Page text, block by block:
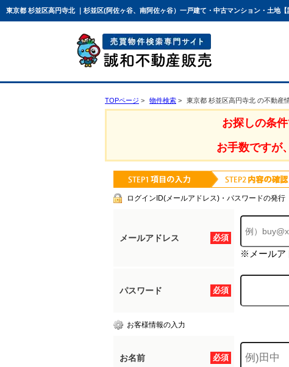
東京都 杉並区高円寺北 ｜杉並区(阿佐ヶ谷、南阿佐ヶ谷）一戸建て・中古マンション・土地【
TOPページ 物件検索 東京都 杉並区高円寺北 の不動産
お探しの条
お手数ですが
ログインID(メールアドレス)・パスワードの発行
必須
メールアドレス
※メールア
必須
パスワード
お客様情報の入力
必須
お名前